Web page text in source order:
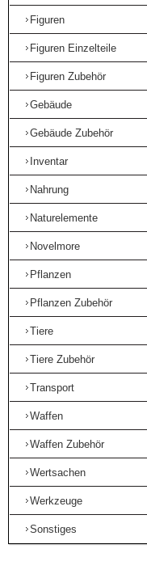
Figuren
Figuren Einzelteile
Figuren Zubehör
Gebäude
Gebäude Zubehör
Inventar
Nahrung
Naturelemente
Novelmore
Pflanzen
Pflanzen Zubehör
Tiere
Tiere Zubehör
Transport
Waffen
Waffen Zubehör
Wertsachen
Werkzeuge
Sonstiges